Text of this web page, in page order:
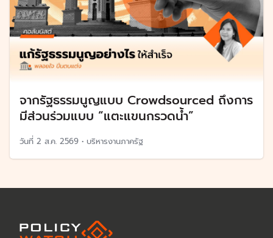
จากรัฐธรรมนูญแบบ Crowdsourced ถึงการ
มีส่วนร่วมแบบ “แตะแขนกรวดน้ำ”
วันที่ 2 ส.ค. 2569 • บริหารงานภาครัฐ